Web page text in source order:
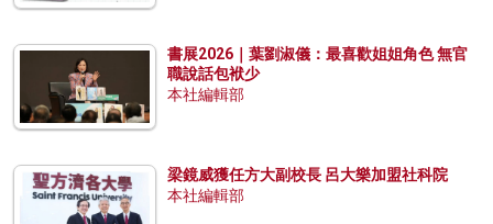
書展2026｜葉劉淑儀：最喜歡姐姐角色 無官
職說話包袱少
本社編輯部
梁鏡威獲任方大副校長 呂大樂加盟社科院
本社編輯部